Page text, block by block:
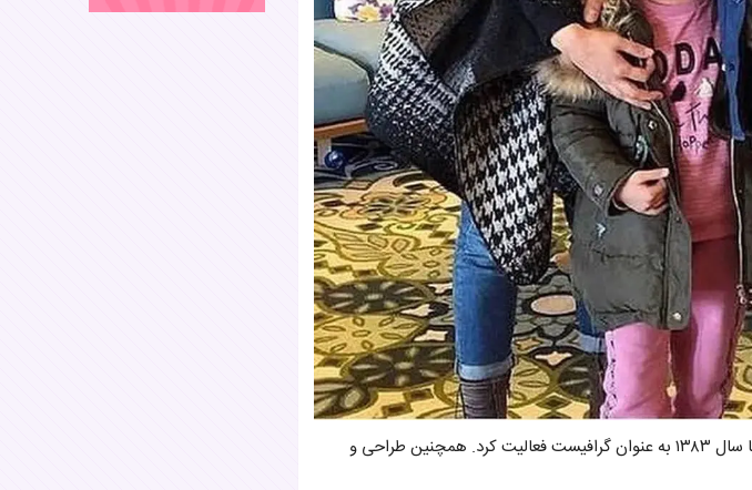
مهدی پاکدل از سال ۱۳۷۸ تا ۱۳۸۱ به تدوین مشغول بود و سپس تا سال ۱۳۸۳ به عنوان گرافیست فعالیت کرد. همچنین طراحی و